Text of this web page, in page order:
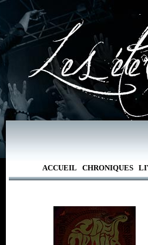
ACCUEIL CHRONIQUES